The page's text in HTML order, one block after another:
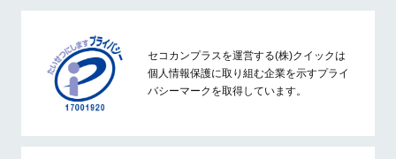
セコカンプラスを運営する(株)クイックは
個人情報保護に取り組む企業を示すプライ
バシーマークを取得しています。